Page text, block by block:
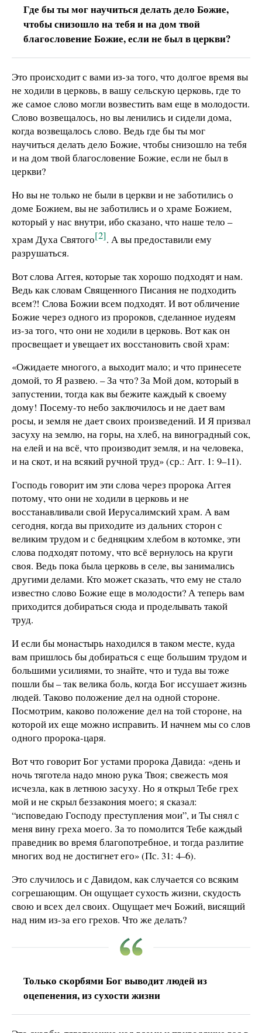
Где бы ты мог научиться делать дело Божие,
чтобы снизошло на тебя и на дом твой
благословение Божие, если не был в церкви?
Это происходит с вами из-за того, что долгое время вы
не ходили в церковь, в вашу сельскую церковь, где то
же самое слово могли возвестить вам еще в молодости.
Слово возвещалось, но вы ленились и сидели дома,
когда возвещалось слово. Ведь где бы ты мог
научиться делать дело Божие, чтобы снизошло на тебя
и на дом твой благословение Божие, если не был в
церкви?
Но вы не только не были в церкви и не заботились о
доме Божием, вы не заботились и о храме Божием,
который у нас внутри, ибо сказано, что наше тело –
храм Духа Святого[2]. А вы предоставили ему
разрушаться.
Вот слова Аггея, которые так хорошо подходят и нам.
Ведь как словам Священного Писания не подходить
всем?! Слова Божии всем подходят. И вот обличение
Божие через одного из пророков, сделанное иудеям
из-за того, что они не ходили в церковь. Вот как он
просвещает и увещает их восстановить свой храм:
«Ожидаете многого, а выходит мало; и что принесете
домой, то Я развею. – За что? За Мой дом, который в
запустении, тогда как вы бежите каждый к своему
дому! Посему-то небо заключилось и не дает вам
росы, и земля не дает своих произведений. И Я призвал
засуху на землю, на горы, на хлеб, на виноградный сок,
на елей и на всё, что производит земля, и на человека,
и на скот, и на всякий ручной труд» (ср.: Агг. 1: 9–11).
Господь говорит им эти слова через пророка Аггея
потому, что они не ходили в церковь и не
восстанавливали свой Иерусалимский храм. А вам
сегодня, когда вы приходите из дальних сторон с
великим трудом и с бедняцким хлебом в котомке, эти
слова подходят потому, что всё вернулось на круги
своя. Ведь пока была церковь в селе, вы занимались
другими делами. Кто может сказать, что ему не стало
известно слово Божие еще в молодости? А теперь вам
приходится добираться сюда и проделывать такой
труд.
И если бы монастырь находился в таком месте, куда
вам пришлось бы добираться с еще большим трудом и
большими усилиями, то знайте, что и туда вы тоже
пошли бы – так велика боль, когда Бог иссушает жизнь
людей. Таково положение дел на одной стороне.
Посмотрим, каково положение дел на той стороне, на
которой их еще можно исправить. И начнем мы со слов
одного пророка-царя.
Вот что говорит Бог устами пророка Давида: «день и
ночь тяготела надо мною рука Твоя; свежесть моя
исчезла, как в летнюю засуху. Но я открыл Тебе грех
мой и не скрыл беззакония моего; я сказал:
“исповедаю Господу преступления мои”, и Ты снял с
меня вину греха моего. За то помолится Тебе каждый
праведник во время благопотребное, и тогда разлитие
многих вод не достигнет его» (Пс. 31: 4–6).
Это случилось и с Давидом, как случается со всяким
согрешающим. Он ощущает сухость жизни, скудость
свою и всех дел своих. Ощущает меч Божий, висящий
над ним из-за его грехов. Что же делать?
Только скорбями Бог выводит людей из
оцепенения, из сухости жизни